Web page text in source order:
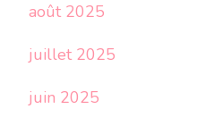
août 2025
juillet 2025
juin 2025